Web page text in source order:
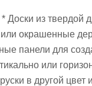
из твердой
окрашенные
панели для
или
в другой